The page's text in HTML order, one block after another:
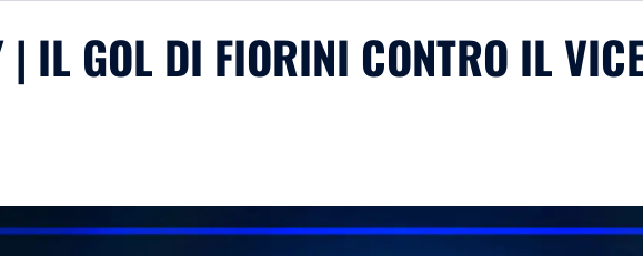
| IL GOL DI FIORINI CONTRO IL